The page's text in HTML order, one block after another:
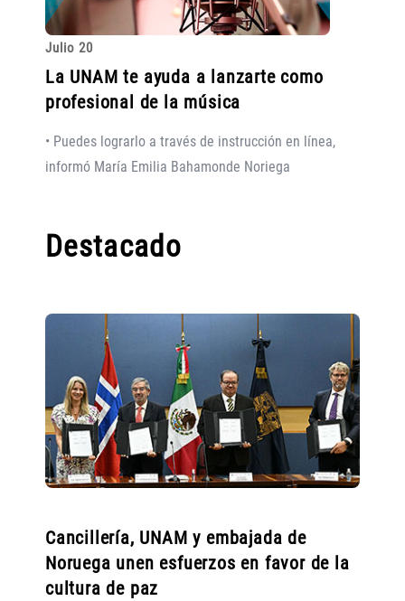
Julio 20
La UNAM te ayuda a lanzarte como
profesional de la música
• Puedes lograrlo a través de instrucción en línea,
informó María Emilia Bahamonde Noriega
Destacado
Cancillería, UNAM y embajada de
Noruega unen esfuerzos en favor de la
cultura de paz